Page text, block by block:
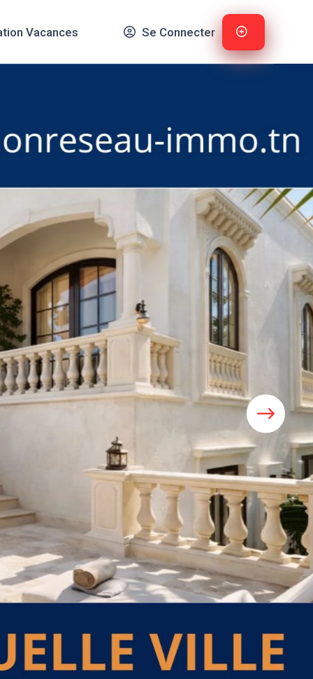
Vacances Se Connecter